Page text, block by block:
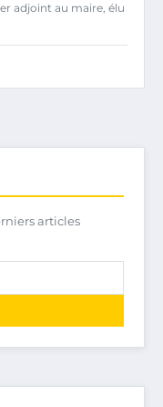
adjoint au maire, élu
articles